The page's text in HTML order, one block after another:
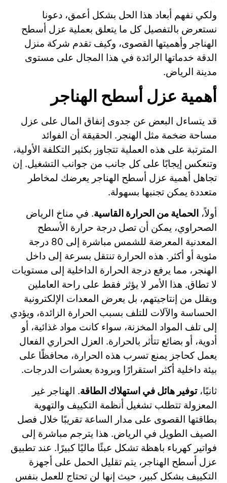
ولكي نفهم أبعاد هذا الحل بشكل أعمق، دعونا
نستعرض بالتفصيل كل ما يتعلق بعملية عزل أسطح
الهناجر وأهميتها القصوى، وكيف تقدم شركة منزل
الدقة خدماتها الرائدة في هذا المجال على مستوى
مدينة الرياض.
أهمية عزل أسطح الهناجر
قد يتساءل البعض عن جدوى إنفاق المال على عزل
مساحة ضخمة مثل الهنجر. الحقيقة أن الفوائد
المترتبة على هذه العملية تتجاوز بكثير التكلفة الأولية،
وتنعكس إيجابًا على كل جانب من جوانب التشغيل. إن
تجاهل أهمية عزل أسطح الهناجر يعرضك لمخاطر
متعددة يمكن تجنبها بسهولة.
أولاً، الحماية من الحرارة القاسية. في مناخ الرياض
الصحراوي، يمكن أن تصل درجة حرارة الأسطح
المعدنية المعرضة للشمس مباشرة إلى 80 درجة
مئوية أو أكثر. هذه الحرارة تنتقل بسرعة إلى داخل
الهنجر، مما يرفع درجة الحرارة الداخلية إلى مستويات
لا تطاق. هذا الأمر لا يؤثر فقط على راحة العاملين
ويقلل من إنتاجيتهم، بل يعرض المعدات الإلكترونية
الحساسة والآلات للتلف بسبب الحرارة الزائدة، ويؤدي
إلى تلف المواد المخزنة، سواء كانت مواد غذائية، أو
أدوية، أو بضائع تتأثر بالحرارة. العزل الحراري الفعال
يعمل كحاجز يمنع تسرب هذه الحرارة، محافظًا على
بيئة داخلية أكثر استقرارًا وبرودة بعشرات الدرجات.
ثانيًا،توفير هائل في استهلاك الطاقة. الهناجر غير
المعزولة تتطلب تشغيل أنظمة التكييف والتهوية
بطاقتها القصوى على مدار الساعة تقريبًا خلال فصل
الصيف الطويل في الرياض. هذا يترجم مباشرة إلى
فواتير كهرباء باهظة تشكل عبئًا ماليًا كبيرًا. عند تطبيق
عزل أسطح الهناجر، يتم تقليل الحمل على أجهزة
التكييف بشكل كبير، حيث إنها لن تحتاج للعمل بنفس